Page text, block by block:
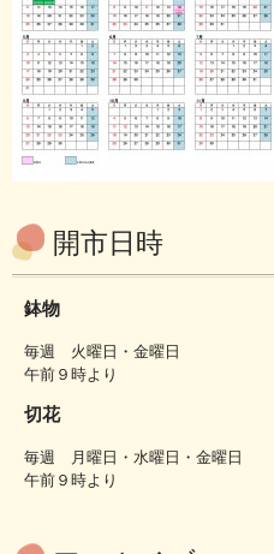
開市日時
鉢物
毎週 火曜日・金曜日
午前９時より
切花
毎週 月曜日・水曜日・金曜日
午前９時より